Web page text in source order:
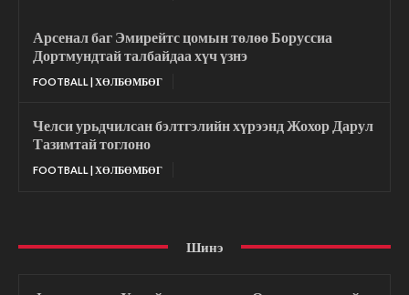
Арсенал баг Эмирейтс цомын төлөө Боруссиа
Дортмундтай талбайдаа хүч үзнэ
FOOTBALL | ХӨЛБӨМБӨГ
Челси урьдчилсан бэлтгэлийн хүрээнд Жохор Дарул
Тазимтай тоглоно
FOOTBALL | ХӨЛБӨМБӨГ
Шинэ